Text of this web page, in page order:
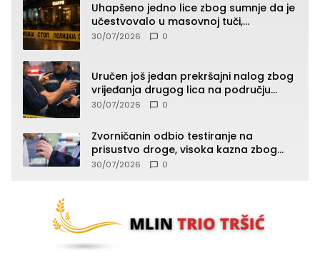
Uhapšeno jedno lice zbog sumnje da je
učestvovalo u masovnoj tuči,
maloljetnik zadobio povrede
30/07/2026 0
Uručen još jedan prekršajni nalog zbog
vrijeđanja drugog lica na području
Zvornika
30/07/2026 0
Zvorničanin odbio testiranje na
prisustvo droge, visoka kazna zbog
kršenja Zakona o osnovama
30/07/2026 0